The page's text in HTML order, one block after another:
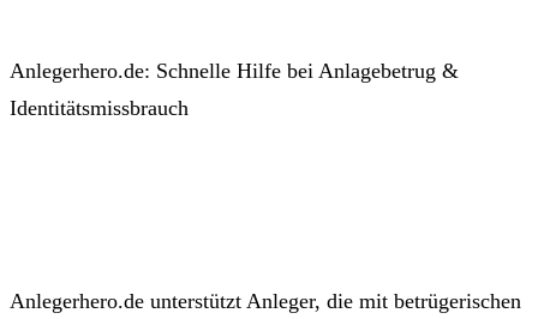
Anlegerhero.de: Schnelle Hilfe bei Anlagebetrug &
Identitätsmissbrauch
Anlegerhero.de unterstützt Anleger, die mit betrügerischen